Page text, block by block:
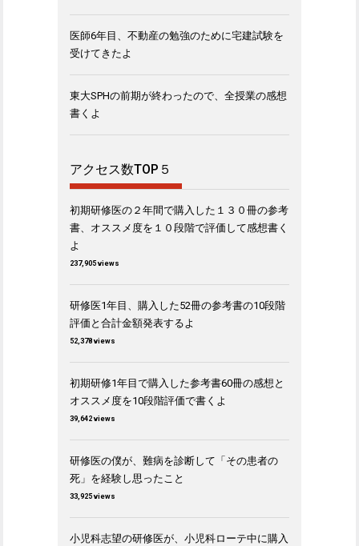
医師6年目、不動産の勉強のために宅建試験を
受けてきたよ
東大SPHの前期が終わったので、全授業の感想
書くよ
アクセス数TOP５
初期研修医の２年間で購入した１３０冊の参考
書、オススメ度を１０段階で評価して感想書く
よ
237,905 views
研修医1年目、購入した52冊の参考書の10段階
評価と合計金額発表するよ
52,378 views
初期研修1年目で購入した参考書60冊の感想と
オススメ度を10段階評価で書くよ
39,642 views
研修医の僕が、難病を診断して「その患者の
死」を経験し思ったこと
33,925 views
小児科志望の研修医が、小児科ローテ中に購入